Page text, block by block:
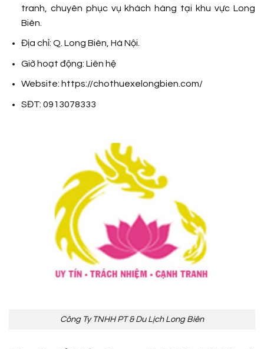
tranh, chuyên phục vụ khách hàng tại khu vực Long
Biên.
Địa chỉ: Q. Long Biên, Hà Nội.
Giờ hoạt động: Liên hệ
Website: https://chothuexelongbien.com/
SĐT: 0913078333
Công Ty TNHH PT & Du Lịch Long Biên